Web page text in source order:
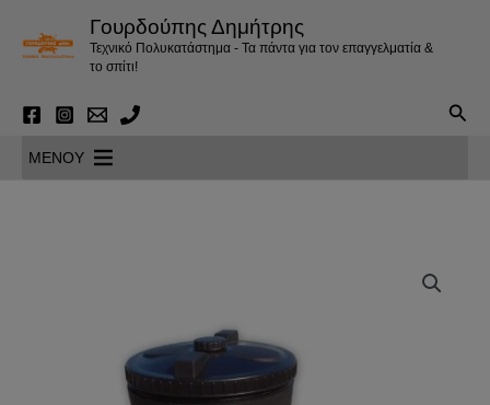
περιεχόμενο
Γουρδούπης Δημήτρης
Τεχνικό Πολυκατάστημα - Τα πάντα για τον επαγγελματία &
το σπίτι!
MENOY